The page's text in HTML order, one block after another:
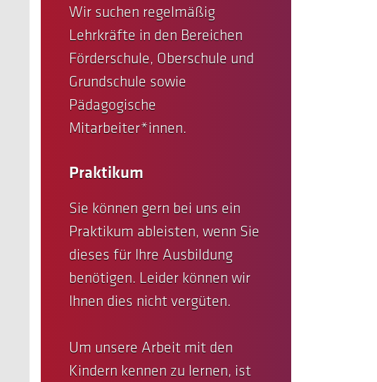
Wir suchen regelmäßig
Lehrkräfte in den Bereichen
Förderschule, Oberschule und
Grundschule sowie
Pädagogische
Mitarbeiter*innen.
Praktikum
Sie können gern bei uns ein
Praktikum ableisten, wenn Sie
dieses für Ihre Ausbildung
benötigen. Leider können wir
Ihnen dies nicht vergüten.
Um unsere Arbeit mit den
Kindern kennen zu lernen, ist